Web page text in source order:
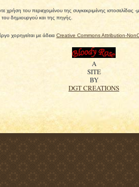
χρήση του περιεχομένου της συγκεκριμένης
δημιουργού και της πηγής.
χορηγείται με άδεια Creative Commons Attribution-
A
SITE
BY
DGT CREATIONS